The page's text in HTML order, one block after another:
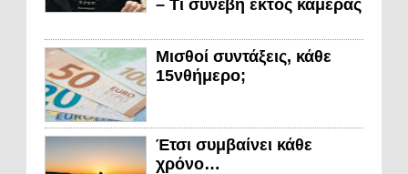
– Τι συνέβη εκτός κάμερας
Μισθοί συντάξεις, κάθε
15νθήμερο;
Έτσι συμβαίνει κάθε
χρόνο…